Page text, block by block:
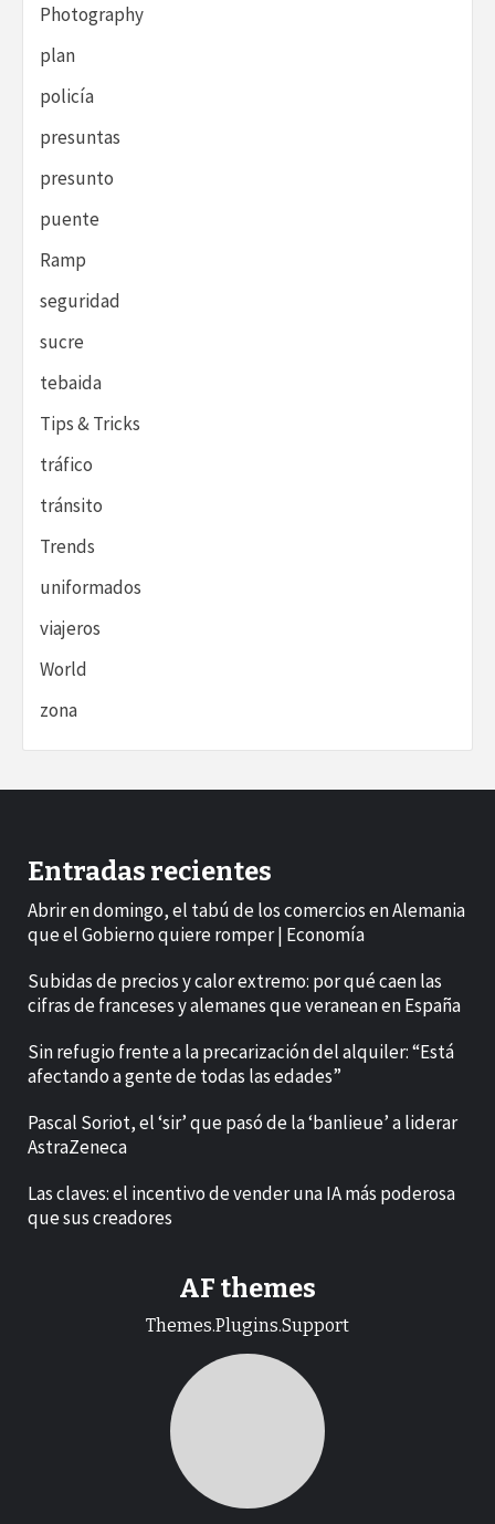
Photography
plan
policía
presuntas
presunto
puente
Ramp
seguridad
sucre
tebaida
Tips & Tricks
tráfico
tránsito
Trends
uniformados
viajeros
World
zona
Entradas recientes
Abrir en domingo, el tabú de los comercios en Alemania
que el Gobierno quiere romper | Economía
Subidas de precios y calor extremo: por qué caen las
cifras de franceses y alemanes que veranean en España
Sin refugio frente a la precarización del alquiler: “Está
afectando a gente de todas las edades”
Pascal Soriot, el ‘sir’ que pasó de la ‘banlieue’ a liderar
AstraZeneca
Las claves: el incentivo de vender una IA más poderosa
que sus creadores
AF themes
Themes.Plugins.Support